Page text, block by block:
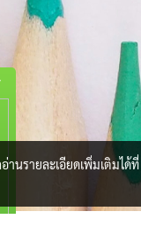
นรายละเอียดเพิ่มเติมได้ที่